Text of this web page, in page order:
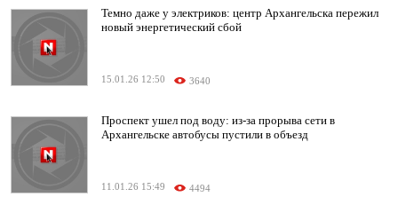
Темно даже у электриков: центр Архангельска пережил
новый энергетический сбой
15.01.26 12:50 3640
Проспект ушел под воду: из-за прорыва сети в
Архангельске автобусы пустили в объезд
11.01.26 15:49 4494